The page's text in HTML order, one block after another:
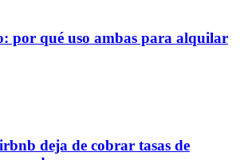
por qué uso ambas para alquilar
deja de cobrar tasas de